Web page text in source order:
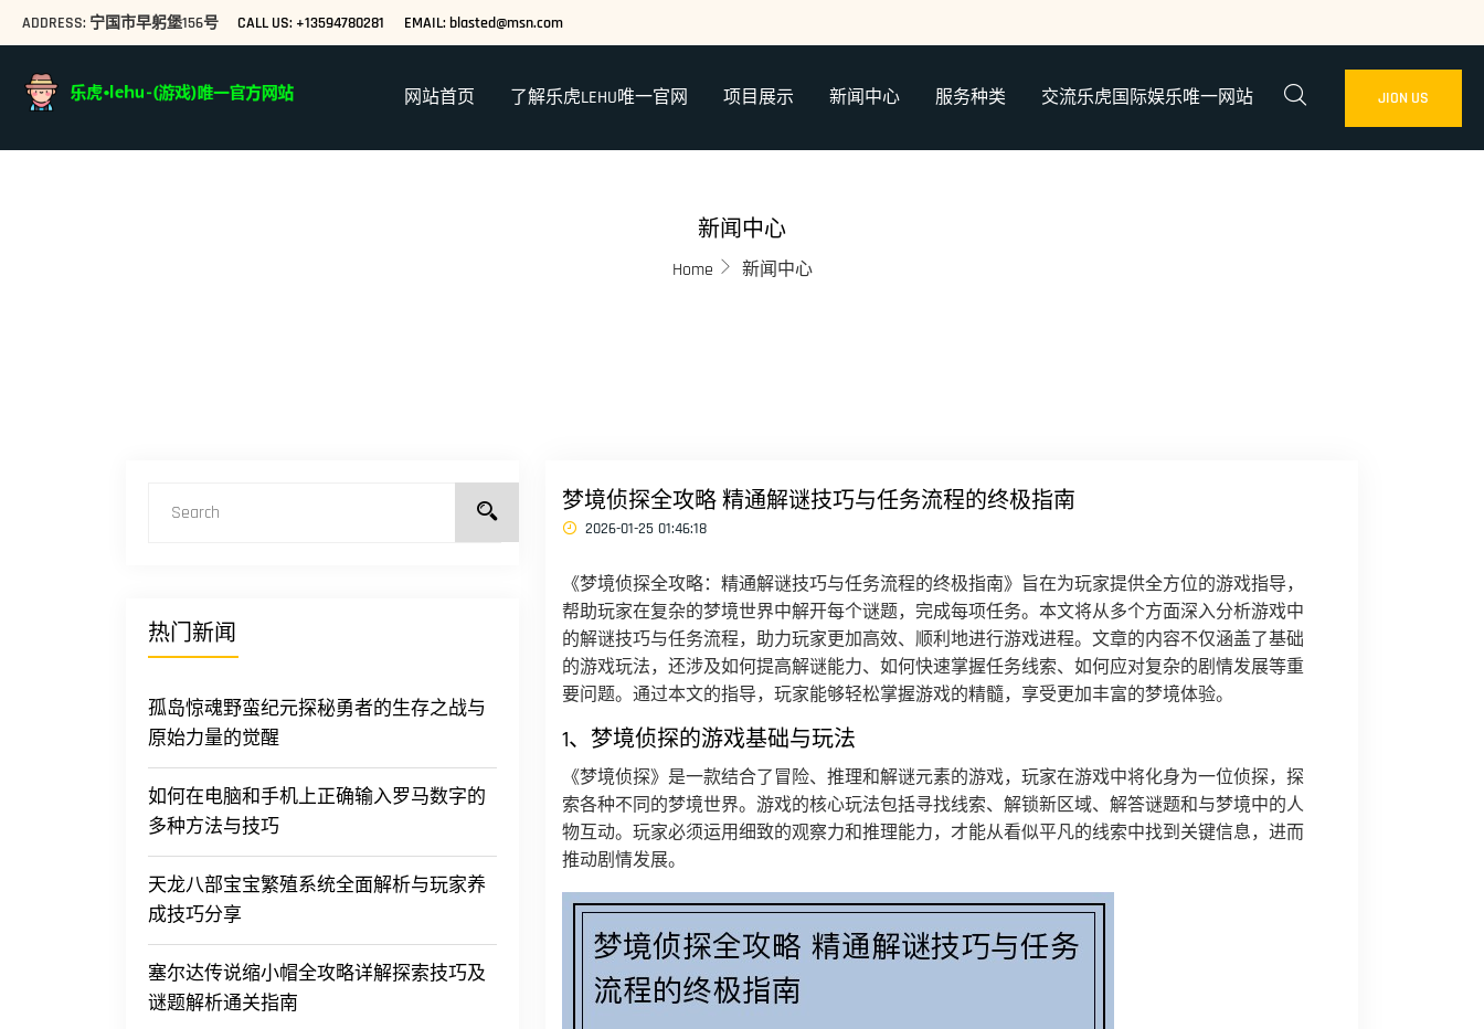
ADDRESS: 宁国市早躬堡156号 CALL US: +13594780281 EMAIL: blasted@msn.com
网站首页 了解乐虎LEHU唯一官网 项目展示 新闻中心 服务种类 交流乐虎国际娱乐唯一网站 JION US
新闻中心
Home 新闻中心
热门新闻
孤岛惊魂野蛮纪元探秘勇者的生存之战与
原始力量的觉醒
如何在电脑和手机上正确输入罗马数字的
多种方法与技巧
天龙八部宝宝繁殖系统全面解析与玩家养
成技巧分享
塞尔达传说缩小帽全攻略详解探索技巧及
谜题解析通关指南
梦境侦探全攻略 精通解谜技巧与任务流程的终极指南
2026-01-25 01:46:18
《梦境侦探全攻略：精通解谜技巧与任务流程的终极指南》旨在为玩家提供全方位的游戏指导，
帮助玩家在复杂的梦境世界中解开每个谜题，完成每项任务。本文将从多个方面深入分析游戏中
的解谜技巧与任务流程，助力玩家更加高效、顺利地进行游戏进程。文章的内容不仅涵盖了基础
的游戏玩法，还涉及如何提高解谜能力、如何快速掌握任务线索、如何应对复杂的剧情发展等重
要问题。通过本文的指导，玩家能够轻松掌握游戏的精髓，享受更加丰富的梦境体验。
1、梦境侦探的游戏基础与玩法
《梦境侦探》是一款结合了冒险、推理和解谜元素的游戏，玩家在游戏中将化身为一位侦探，探
索各种不同的梦境世界。游戏的核心玩法包括寻找线索、解锁新区域、解答谜题和与梦境中的人
物互动。玩家必须运用细致的观察力和推理能力，才能从看似平凡的线索中找到关键信息，进而
推动剧情发展。